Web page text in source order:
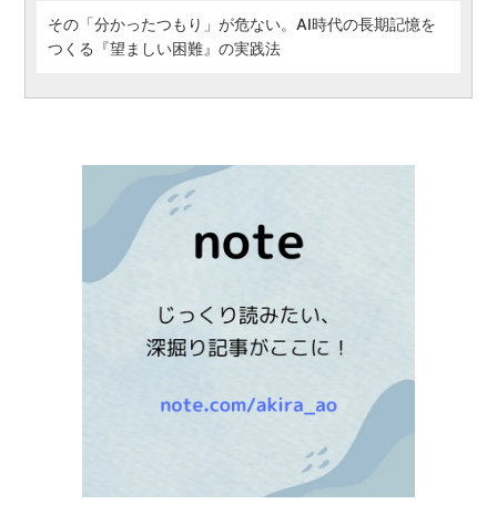
その「分かったつもり」が危ない。AI時代の長期記憶を
つくる『望ましい困難』の実践法